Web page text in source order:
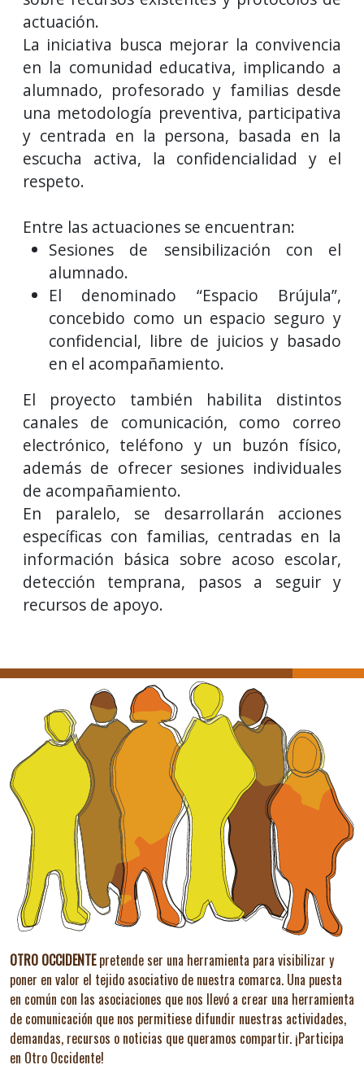
actuación.
La iniciativa busca mejorar la convivencia
en la comunidad educativa, implicando a
alumnado, profesorado y familias desde
una metodología preventiva, participativa
y centrada en la persona, basada en la
escucha activa, la confidencialidad y el
respeto.
Entre las actuaciones se encuentran:
Sesiones de sensibilización con el
alumnado.
El denominado “Espacio Brújula”,
concebido como un espacio seguro y
confidencial, libre de juicios y basado
en el acompañamiento.
El proyecto también habilita distintos
canales de comunicación, como correo
electrónico, teléfono y un buzón físico,
además de ofrecer sesiones individuales
de acompañamiento.
En paralelo, se desarrollarán acciones
específicas con familias, centradas en la
información básica sobre acoso escolar,
detección temprana, pasos a seguir y
recursos de apoyo.
OTRO OCCIDENTEpretende ser una herramienta para visibilizar y
poner en valor el tejido asociativo de nuestra comarca. Una puesta
en común con las asociaciones que nos llevó a crear una herramienta
de comunicación que nos permitiese difundir nuestras actividades,
demandas, recursos o noticias que queramos compartir. ¡Participa
en Otro Occidente!